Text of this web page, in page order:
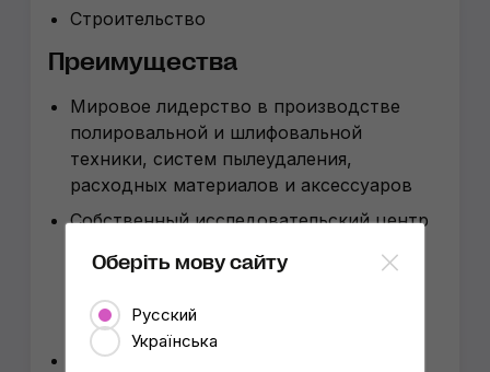
Строительство
Преимуществa
Мировое лидерство в производстве
полировальной и шлифовальной
техники, систем пылеудаления,
расходных материалов и аксессуаров
Собственный исследовательский центр
материалов, с целью тестирования и
совершенствования оборудование для
полировки и шлифовки
Более 70 лет опыта, исследований и
Оберіть мову сайту
Русский
Українська